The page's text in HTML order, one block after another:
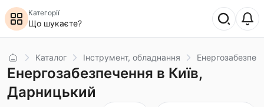
Категорії
Що шукаєте?
ГоловнаКаталог Інструмент, обладнання
Енергозабезпечення в Київ,
Дарницький